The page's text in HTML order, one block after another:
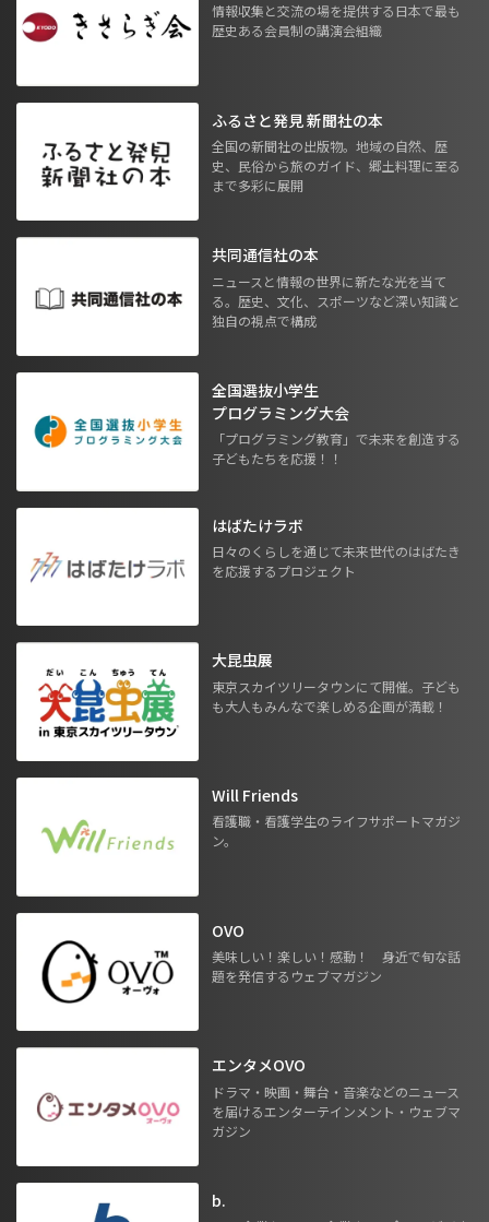
情報収集と交流の場を提供する日本で最も
歴史ある会員制の講演会組織
ふるさと発見 新聞社の本
全国の新聞社の出版物。地域の自然、歴
史、民俗から旅のガイド、郷土料理に至る
まで多彩に展開
共同通信社の本
ニュースと情報の世界に新たな光を当て
る。歴史、文化、スポーツなど深い知識と
独自の視点で構成
全国選抜小学生
プログラミング大会
「プログラミング教育」で未来を創造する
子どもたちを応援！！
はばたけラボ
日々のくらしを通じて未来世代のはばたき
を応援するプロジェクト
大昆虫展
東京スカイツリータウンにて開催。子ども
も大人もみんなで楽しめる企画が満載！
Will Friends
看護職・看護学生のライフサポートマガジ
ン。
OVO
美味しい！楽しい！感動！ 身近で旬な話
題を発信するウェブマガジン
エンタメOVO
ドラマ・映画・舞台・音楽などのニュース
を届けるエンターテインメント・ウェブマ
ガジン
b.